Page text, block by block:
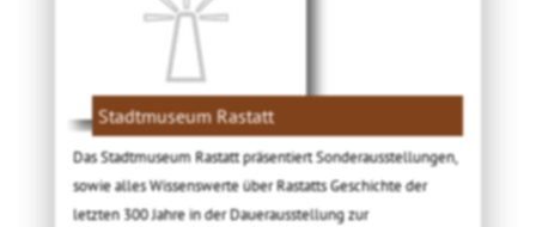
Stadtmuseum Rastatt
Das Stadtmuseum Rastatt präsentiert Sonderausstellungen,
sowie alles Wissenswerte über Rastatts Geschichte der
letzten 300 Jahre in der Dauerausstellung zur